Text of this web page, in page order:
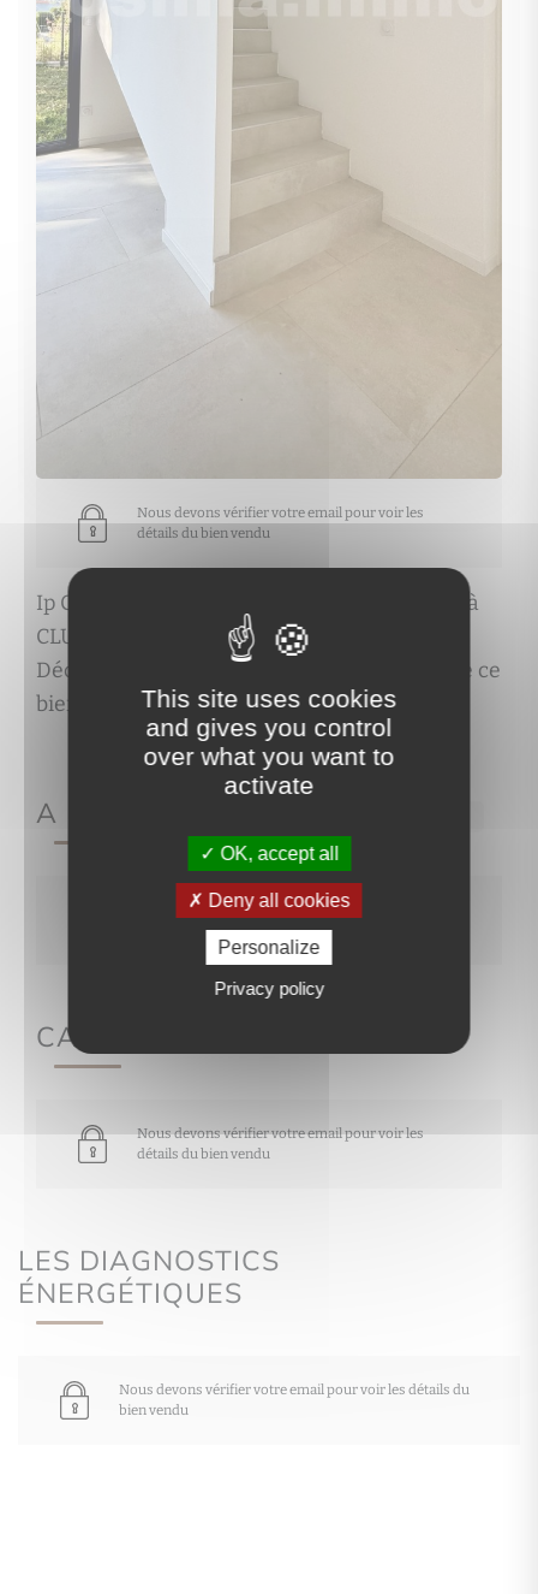
Nous devons vérifier votre email pour voir les
détails du bien vendu
Ip Cosima propose cette maison de 4 pièces à
CLUSES au prix de property.price_hidden.
Découvrez les caractéristiques complètes de ce
bien et contactez-nous pour une visite.
A PROPOS DE
Nous devons vérifier votre email pour voir les
détails du bien vendu
CARACTÉRISTIQUES
Nous devons vérifier votre email pour voir les
détails du bien vendu
LES DIAGNOSTICS
ÉNERGÉTIQUES
Nous devons vérifier votre email pour voir les détails du
bien vendu
This site uses cookies
and gives you control
over what you want to
activate
OK, accept all
Deny all cookies
Personalize
Privacy policy